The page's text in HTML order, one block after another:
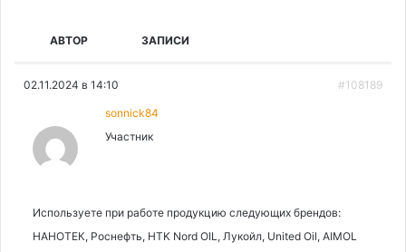
АВТОР ЗАПИСИ
02.11.2024 в 14:10 #108189
sonnick84
Участник
Используете при работе продукцию следующих брендов:
НАНОТЕК, Роснефть, HTK Nord OIL, Лукойл, United Oil, AIMOL